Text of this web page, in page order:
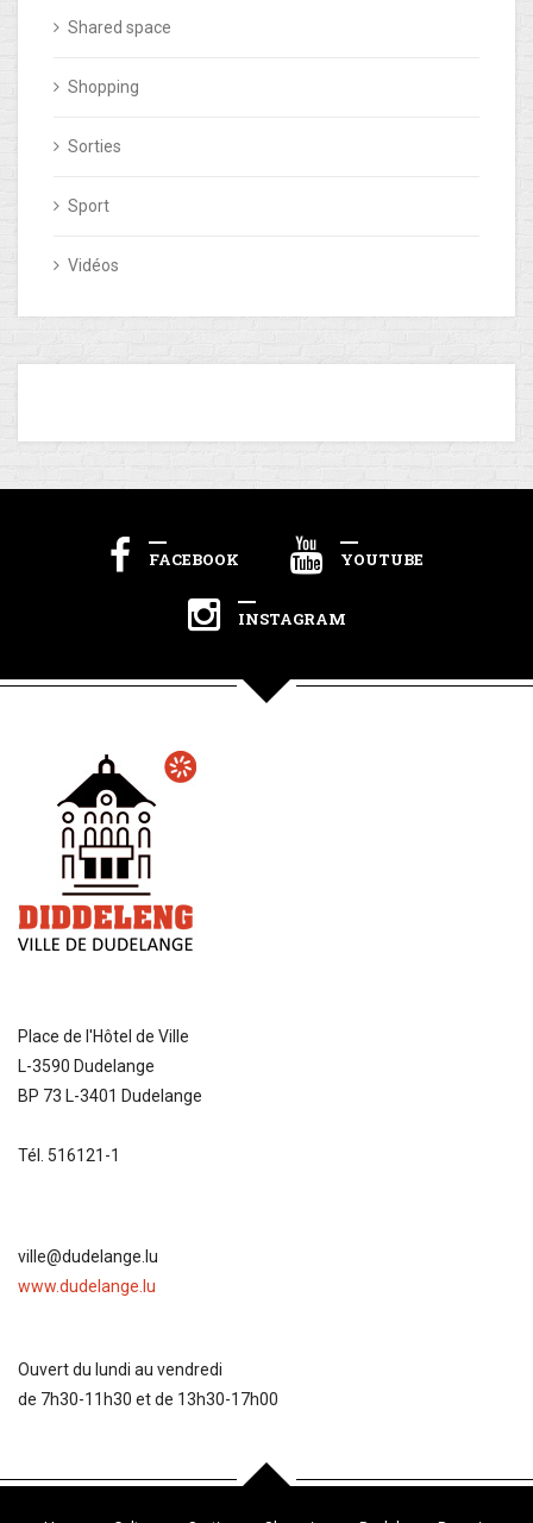
Shared space
Shopping
Sorties
Sport
Vidéos
FACEBOOK YOUTUBE
INSTAGRAM
Place de l'Hôtel de Ville
L-3590 Dudelange
BP 73 L-3401 Dudelange
Tél. 516121-1
ville@dudelange.lu
www.dudelange.lu
Ouvert du lundi au vendredi
de 7h30-11h30 et de 13h30-17h00